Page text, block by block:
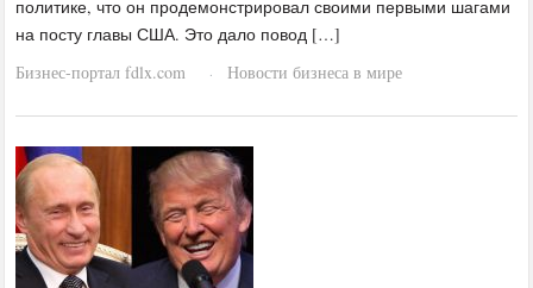
политике, что он продемонстрировал своими первыми шагами
на посту главы США. Это дало повод […]
Бизнес-портал fdlx.com
· Новости бизнеса в мире